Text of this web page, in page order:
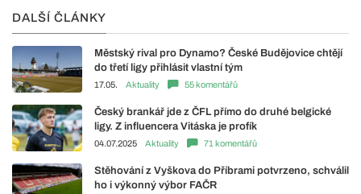
DALŠÍ ČLÁNKY
Městský rival pro Dynamo? České Budějovice chtějí
do třetí ligy přihlásit vlastní tým
17.05. Aktuality 55 komentářů
Český brankář jde z ČFL přímo do druhé belgické
ligy. Z influencera Vitáska je profík
04.07.2025 Aktuality 71 komentářů
Stěhování z Vyškova do Příbrami potvrzeno, schválil
ho i výkonný výbor FAČR